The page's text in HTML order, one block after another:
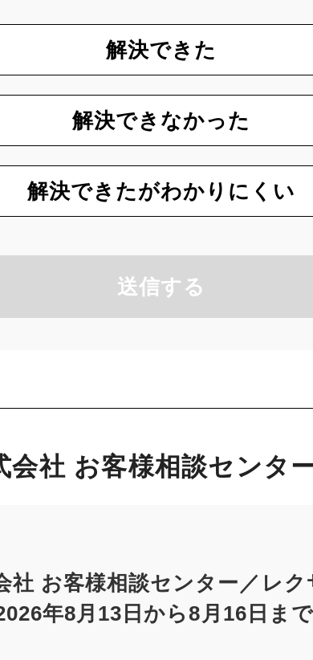
解決できた
解決できなかった
解決できたがわかりにくい
送信する
会社 お客様相談センタ
社 お客様相談センター／レ
年8月13日から8月16日ま